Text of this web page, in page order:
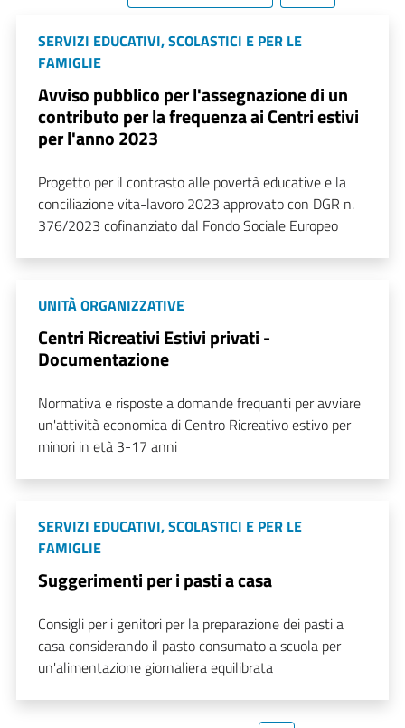
SERVIZI EDUCATIVI, SCOLASTICI E PER LE
FAMIGLIE
Avviso pubblico per l'assegnazione di un
contributo per la frequenza ai Centri estivi
per l'anno 2023
Progetto per il contrasto alle povertà educative e la
conciliazione vita-lavoro 2023 approvato con DGR n.
376/2023 cofinanziato dal Fondo Sociale Europeo
UNITÀ ORGANIZZATIVE
Centri Ricreativi Estivi privati -
Documentazione
Normativa e risposte a domande frequanti per avviare
un'attività economica di Centro Ricreativo estivo per
minori in età 3-17 anni
SERVIZI EDUCATIVI, SCOLASTICI E PER LE
FAMIGLIE
Suggerimenti per i pasti a casa
Consigli per i genitori per la preparazione dei pasti a
casa considerando il pasto consumato a scuola per
un'alimentazione giornaliera equilibrata